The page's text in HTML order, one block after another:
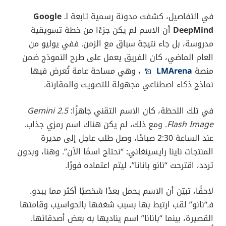
في التفاصيل، كشفت مدونة رسمية تابعة لـGoogle
DeepMind أن الاسم لم يكن جزءًا من خطة تسويقية
مدروسة، بل جاء نتيجة سباق مع الزمن. ففي يوليو من
العام الماضي، كان الفريق يعمل على طرح النموذج ضمن
منصة LMArena
، وهي مساحة عامة تُعرض فيها
نماذج ذكاء اصطناعي مجهولة للتصويت والمقارنة.
في تلك اللحظة، كان الاسم التقني جاهزًا:Gemini 2.5
Flash Image. ومع ذلك، لم يكن هناك اسم رمزي جذاب.
عند الساعة 2:30 صباحًا، وصل طلب عاجل إلى مديرة
المنتجات ناينا رايسينغاني: “نحتاج اسمًا الآن”. وهنا، وبدون
تردد، اقترحت “نانو بانانا”، ليتم اعتماده فورًا.
لاحقًا، تبيّن أن الاسم يحمل بعدًا شخصيًا أكثر مما يبدو.
فـ“نانو” لقب ارتبط بها بسبب شغفها بالحواسيب وقامتها
القصيرة، بينما “بانانا” اسم يناديها به بعض أصدقائها.